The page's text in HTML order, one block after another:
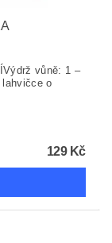
vůně: 1 –
o
129 Kč